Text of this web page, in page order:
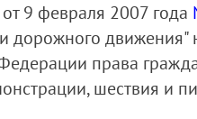
9 февраля 2007 года
дорожного движения"
права
шествия и